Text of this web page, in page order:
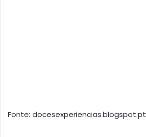
Fonte: docesexperiencias.blogspot.pt